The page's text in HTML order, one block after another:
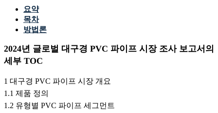
요약
목차
방법론
2024년 글로벌 대구경 PVC 파이프 시장 조사 보고서의
세부 TOC
1 대구경 PVC 파이프 시장 개요
1.1 제품 정의
1.2 유형별 PVC 파이프 세그먼트